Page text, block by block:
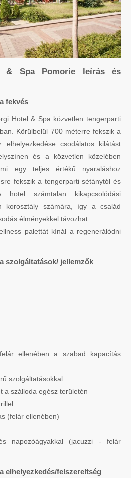
& Spa Pomorie leírás és
fekvés
Hotel & Spa közvetlen tengerparti
Körülbelül 700 méterre fekszik a
elhelyezkedése csodálatos kilátást
és a közvetlen közelében
egy teljes értékű nyaraláshoz
fekszik a tengerparti sétánytól és
hotel számtalan kikapcsolódási
korosztály számára, így a család
élményekkel távozhat.
palettát kínál a regenerálódni
szolgáltatások/ jellemzők
ellenében a szabad kapacítás
szolgáltatásokkal
a szálloda egész területén
(felár ellenében)
napozóágyakkal (jacuzzi - felár
elhelyezkedés/felszereltség